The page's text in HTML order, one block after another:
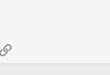
почта
Ссылка